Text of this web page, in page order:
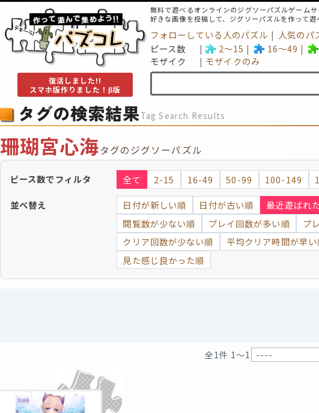
復活しました!!
スマホ版作りました！β版
無料で遊べるオンラインのジグソーパズルゲームサ
好きな画像を投稿して、ジグソーパズルを作って遊
フォローしている人のパズル 人気のパ
ピース数
2～15 16～49
モザイク
モザイクのみ
タグの検索結果Tag Search Results
珊瑚宮心海タグのジグソーパズル
ピース数でフィルタ 全て 2-15 16-49 50-99 100-149
並べ替え 日付が新しい順 日付が古い順 最近遊ばれ
閲覧数が少ない順
プレイ回数が多い順 プ
クリア回数が少ない順
平均クリア時間が早い
見た感じ良かった順
全1件 1〜1